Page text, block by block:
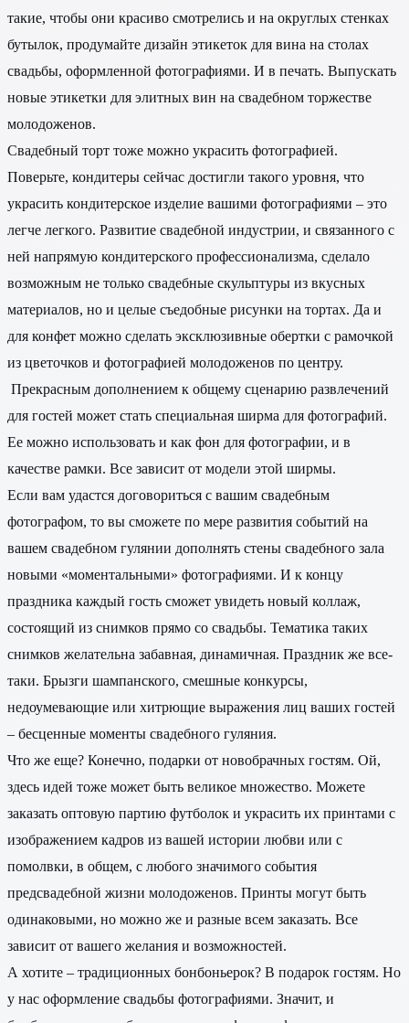
такие, чтобы они красиво смотрелись и на округлых стенках
бутылок, продумайте дизайн этикеток для вина на столах
свадьбы, оформленной фотографиями. И в печать. Выпускать
новые этикетки для элитных вин на свадебном торжестве
молодоженов.
Свадебный торт тоже можно украсить фотографией.
Поверьте, кондитеры сейчас достигли такого уровня, что
украсить кондитерское изделие вашими фотографиями – это
легче легкого. Развитие свадебной индустрии, и связанного с
ней напрямую кондитерского профессионализма, сделало
возможным не только свадебные скульптуры из вкусных
материалов, но и целые съедобные рисунки на тортах. Да и
для конфет можно сделать эксклюзивные обертки с рамочкой
из цветочков и фотографией молодоженов по центру.
Прекрасным дополнением к общему сценарию развлечений
для гостей может стать специальная ширма для фотографий.
Ее можно использовать и как фон для фотографии, и в
качестве рамки. Все зависит от модели этой ширмы.
Если вам удастся договориться с вашим свадебным
фотографом, то вы сможете по мере развития событий на
вашем свадебном гулянии дополнять стены свадебного зала
новыми «моментальными» фотографиями. И к концу
праздника каждый гость сможет увидеть новый коллаж,
состоящий из снимков прямо со свадьбы. Тематика таких
снимков желательна забавная, динамичная. Праздник же все-
таки. Брызги шампанского, смешные конкурсы,
недоумевающие или хитрющие выражения лиц ваших гостей
– бесценные моменты свадебного гуляния.
Что же еще? Конечно, подарки от новобрачных гостям. Ой,
здесь идей тоже может быть великое множество. Можете
заказать оптовую партию футболок и украсить их принтами с
изображением кадров из вашей истории любви или с
помолвки, в общем, с любого значимого события
предсвадебной жизни молодоженов. Принты могут быть
одинаковыми, но можно же и разные всем заказать. Все
зависит от вашего желания и возможностей.
А хотите – традиционных бонбоньерок? В подарок гостям. Но
у нас оформление свадьбы фотографиями. Значит, и